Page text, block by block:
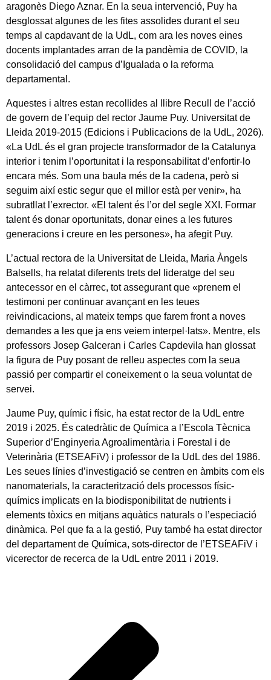
aragonès Diego Aznar. En la seua intervenció, Puy ha
desglossat algunes de les fites assolides durant el seu
temps al capdavant de la UdL, com ara les noves eines
docents implantades arran de la pandèmia de COVID, la
consolidació del campus d’Igualada o la reforma
departamental.
Aquestes i altres estan recollides al llibre Recull de l’acció
de govern de l’equip del rector Jaume Puy. Universitat de
Lleida 2019-2015 (Edicions i Publicacions de la UdL, 2026).
«La UdL és el gran projecte transformador de la Catalunya
interior i tenim l’oportunitat i la responsabilitat d’enfortir-lo
encara més. Som una baula més de la cadena, però si
seguim així estic segur que el millor està per venir», ha
subratllat l’exrector. «El talent és l’or del segle XXI. Formar
talent és donar oportunitats, donar eines a les futures
generacions i creure en les persones», ha afegit Puy.
L’actual rectora de la Universitat de Lleida, Maria Àngels
Balsells, ha relatat diferents trets del lideratge del seu
antecessor en el càrrec, tot assegurant que «prenem el
testimoni per continuar avançant en les teues
reivindicacions, al mateix temps que farem front a noves
demandes a les que ja ens veiem interpel·lats». Mentre, els
professors Josep Galceran i Carles Capdevila han glossat
la figura de Puy posant de relleu aspectes com la seua
passió per compartir el coneixement o la seua voluntat de
servei.
Jaume Puy, químic i físic, ha estat rector de la UdL entre
2019 i 2025. És catedràtic de Química a l’Escola Tècnica
Superior d’Enginyeria Agroalimentària i Forestal i de
Veterinària (ETSEAFiV) i professor de la UdL des del 1986.
Les seues línies d’investigació se centren en àmbits com els
nanomaterials, la caracterització dels processos físic-
químics implicats en la biodisponibilitat de nutrients i
elements tòxics en mitjans aquàtics naturals o l’especiació
dinàmica. Pel que fa a la gestió, Puy també ha estat director
del departament de Química, sots-director de l’ETSEAFiV i
vicerector de recerca de la UdL entre 2011 i 2019.